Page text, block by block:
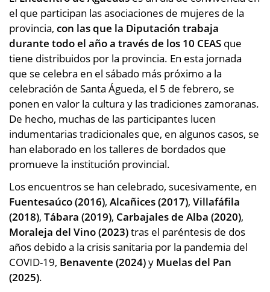
el que participan las asociaciones de mujeres de la
provincia, con las que la Diputación trabaja
durante todo el año a través de los 10 CEAS que
tiene distribuidos por la provincia. En esta jornada
que se celebra en el sábado más próximo a la
celebración de Santa Águeda, el 5 de febrero, se
ponen en valor la cultura y las tradiciones zamoranas.
De hecho, muchas de las participantes lucen
indumentarias tradicionales que, en algunos casos, se
han elaborado en los talleres de bordados que
promueve la institución provincial.
Los encuentros se han celebrado, sucesivamente, en
Fuentesaúco (2016), Alcañices (2017), Villafáfila
(2018), Tábara (2019), Carbajales de Alba (2020),
Moraleja del Vino (2023)tras el paréntesis de dos
años debido a la crisis sanitaria por la pandemia del
COVID-19, Benavente (2024)y Muelas del Pan
(2025).